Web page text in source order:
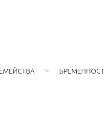
БРЕМЕННОСТ